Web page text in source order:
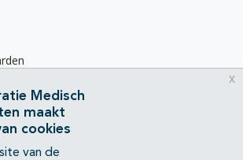
Medisch
maakt
cookies
van de
x